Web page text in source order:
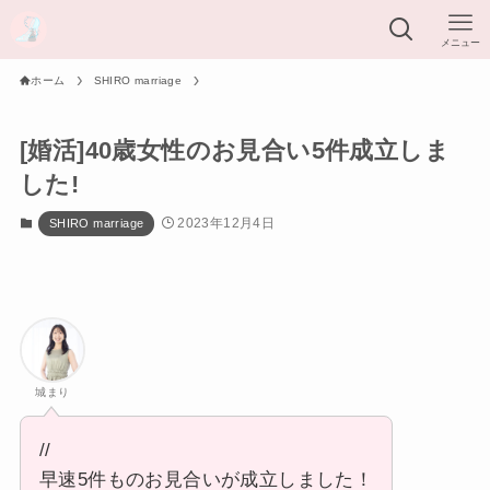
メニュー
ホーム SHIRO marriage
[婚活]40歳女性のお見合い5件成立しま
した!
SHIRO marriage 2023年12月4日
城まり
//
早速5件ものお見合いが成立しました！